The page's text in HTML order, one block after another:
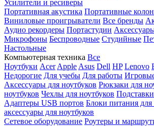
Усилители и ресиверы
Портативная акустика Портативные
Виниловые проигрыватели Все бренды
Аудио рекордеры Портастудии
Микрофоны Беспроводные Студийные
Настольные
Компьютерная техника Все
Ноутбуки Acer Apple Asus Dell HP Lenovo
Недорогие Для учебы Для работы
Аксессуары для ноутбуков Рюкзаки для
ноутбуков Чехлы для ноутбуков
Адаптеры USB портов Блоки питания для
аксессуары для ноутбуков
Сетевое оборудование Роутеры и